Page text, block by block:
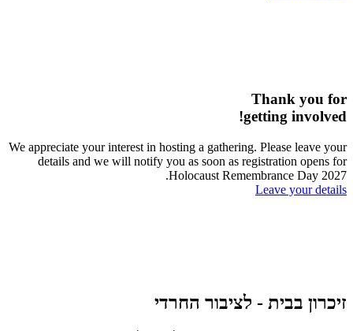
Thank you for
getting involved!
We appreciate your interest in hosting a gathering. Please leave your
details and we will notify you as soon as registration opens for
Holocaust Remembrance Day 2027.
Leave your details
זיכרון בבית - לציבור החרדי